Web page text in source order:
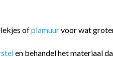
ofplamuurvoor wat
en behandel het materiaal